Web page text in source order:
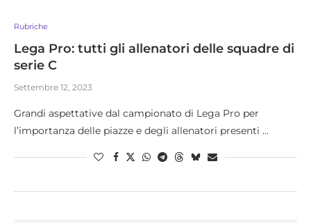
Rubriche
Lega Pro: tutti gli allenatori delle squadre di
serie C
Settembre 12, 2023
Grandi aspettative dal campionato di Lega Pro per
l’importanza delle piazze e degli allenatori presenti …